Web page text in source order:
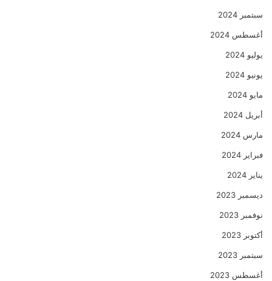
سبتمبر 2024
أغسطس 2024
يوليو 2024
يونيو 2024
مايو 2024
أبريل 2024
مارس 2024
فبراير 2024
يناير 2024
ديسمبر 2023
نوفمبر 2023
أكتوبر 2023
سبتمبر 2023
أغسطس 2023